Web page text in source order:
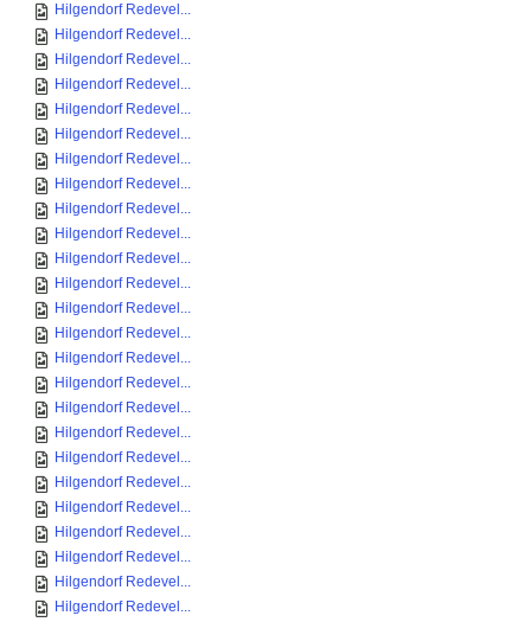
Hilgendorf Redevel...
Hilgendorf Redevel...
Hilgendorf Redevel...
Hilgendorf Redevel...
Hilgendorf Redevel...
Hilgendorf Redevel...
Hilgendorf Redevel...
Hilgendorf Redevel...
Hilgendorf Redevel...
Hilgendorf Redevel...
Hilgendorf Redevel...
Hilgendorf Redevel...
Hilgendorf Redevel...
Hilgendorf Redevel...
Hilgendorf Redevel...
Hilgendorf Redevel...
Hilgendorf Redevel...
Hilgendorf Redevel...
Hilgendorf Redevel...
Hilgendorf Redevel...
Hilgendorf Redevel...
Hilgendorf Redevel...
Hilgendorf Redevel...
Hilgendorf Redevel...
Hilgendorf Redevel...